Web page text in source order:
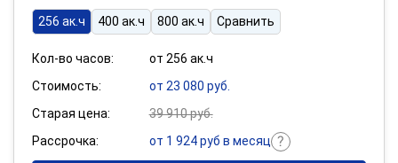
256 ак.ч 400 ак.ч 800 ак.ч Сравнить
Кол-во часов:
от 256 ак.ч
Стоимость:
от 23 080 руб.
Старая цена:
39 910 руб.
Рассрочка:
от 1 924 руб в месяц